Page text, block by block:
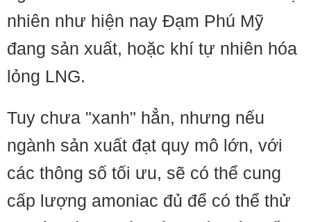
nhiên như hiện nay Đạm Phú Mỹ
đang sản xuất, hoặc khí tự nhiên hóa
lỏng LNG.
Tuy chưa "xanh" hẳn, nhưng nếu
ngành sản xuất đạt quy mô lớn, với
các thông số tối ưu, sẽ có thể cung
cấp lượng amoniac đủ để có thể thử